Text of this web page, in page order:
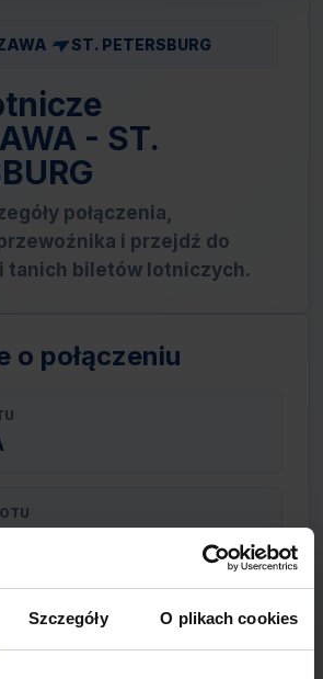
Szczegóły O plikach cookies
ST. PETERSBURG
- ST.
połączenia,
i przejdź do
tanich biletów lotniczych.
o połączeniu